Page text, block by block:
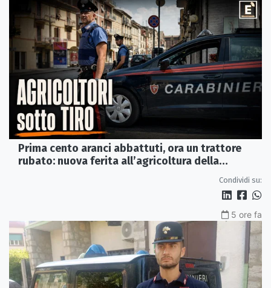
Prima cento aranci abbattuti, ora un trattore
rubato: nuova ferita all’agricoltura della
Condividi su:
5 ore fa